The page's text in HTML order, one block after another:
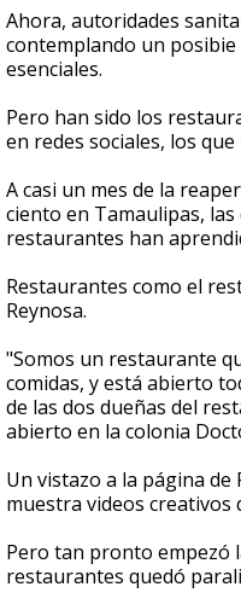
seconds
Ahora, autoridades
contemplando un
esenciales.
Pero han sido los
en redes sociales, los
A casi un mes de la
ciento en Tamaulipas,
restaurantes han
Restaurantes como el
Reynosa.
"Somos un restaurante
comidas, y está abierto
de las dos dueñas del
abierto en la colonia
Un vistazo a la página
muestra videos creativos
Pero tan pronto empezó
restaurantes quedó